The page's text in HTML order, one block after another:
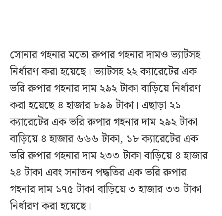
সোনার গহনার মতো রুপার গহনার দামও ভ্যাটসহ
নির্ধারণ করা হয়েছে। ভ্যাটসহ ২২ ক্যারেটের এক
ভরি রুপার গহনার দাম ২৯২ টাকা বাড়িয়ে নির্ধারণ
করা হয়েছে ৪ হাজার ৮৯৯ টাকা। এছাড়া ২১
ক্যারেটের এক ভরি রুপার গহনার দাম ২৯২ টাকা
বাড়িয়ে ৪ হাজার ৬৬৬ টাকা, ১৮ ক্যারেটের এক
ভরি রুপার গহনার দাম ২৩৩ টাকা বাড়িয়ে ৪ হাজার
২৪ টাকা এবং সনাতন পদ্ধতির এক ভরি রুপার
গহনার দাম ১৭৫ টাকা বাড়িয়ে ৩ হাজার ৩৩ টাকা
নির্ধারণ করা হয়েছে।